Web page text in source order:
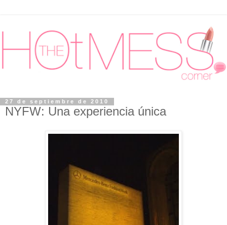
27 de septiembre de 2010
NYFW: Una experiencia única